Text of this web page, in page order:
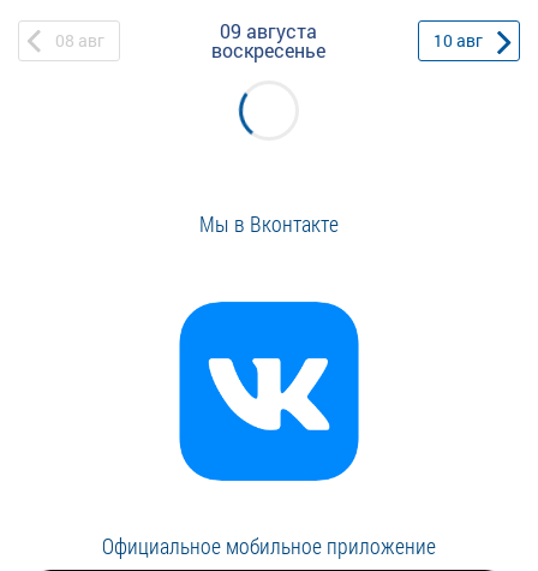
08 авг 09 августа
воскресенье 10авг
Мы в Вконтакте
Официальное мобильное приложение